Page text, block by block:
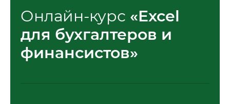
Онлайн-курс «Excel
для бухгалтеров и
финансистов»